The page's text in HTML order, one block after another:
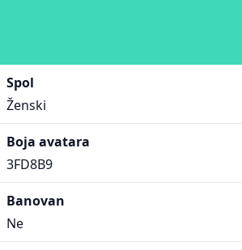
Spol
Ženski
Boja avatara
3FD8B9
Banovan
Ne